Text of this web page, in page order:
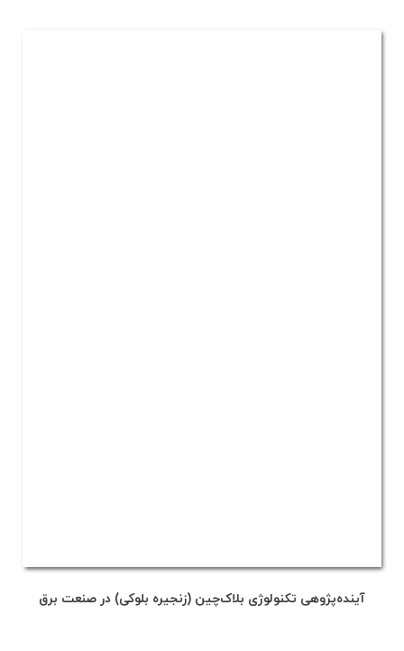
آینده‌پژوهی تکنولوژی بلاک‌چین (زنجیره بلوکی) در صنعت برق